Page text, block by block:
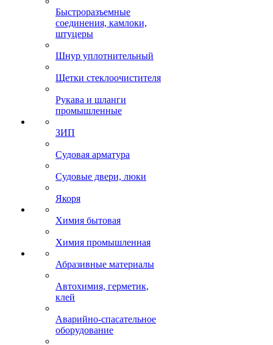
Быстроразъемные
соединения, камлоки,
штуцеры
Шнур уплотнительный
Щетки стеклоочистителя
Рукава и шланги
промышленные
ЗИП
Судовая арматура
Судовые двери, люки
Якоря
Химия бытовая
Химия промышленная
Абразивные материалы
Автохимия, герметик,
клей
Аварийно-спасательное
оборудование